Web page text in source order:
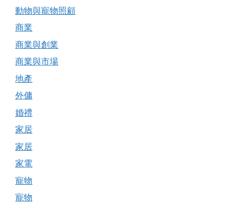
動物與寵物照顧
商業
商業與創業
商業與市場
地產
外傭
婚禮
家居
家居
家電
寵物
寵物